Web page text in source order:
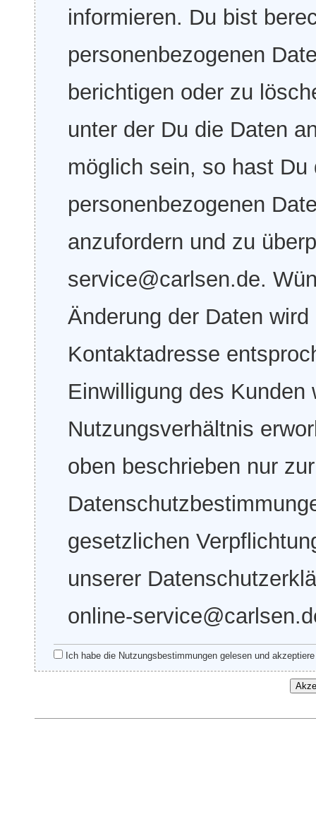
informieren. Du bist
personenbezogenen
berichtigen oder zu
unter der Du die Daten
möglich sein, so hast
personenbezogenen
anzufordern und zu
service@carlsen.de.
Änderung der Daten
Kontaktadresse
Einwilligung des
Nutzungsverhältnis
oben beschrieben nur
gesetzlichen
unserer
online-
Ich habe die Nutzungsbestimmungen gelesen und